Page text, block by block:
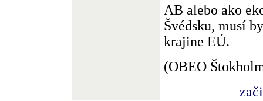
AB alebo ako
Švédsku, musí
krajine EÚ.
(OBEO